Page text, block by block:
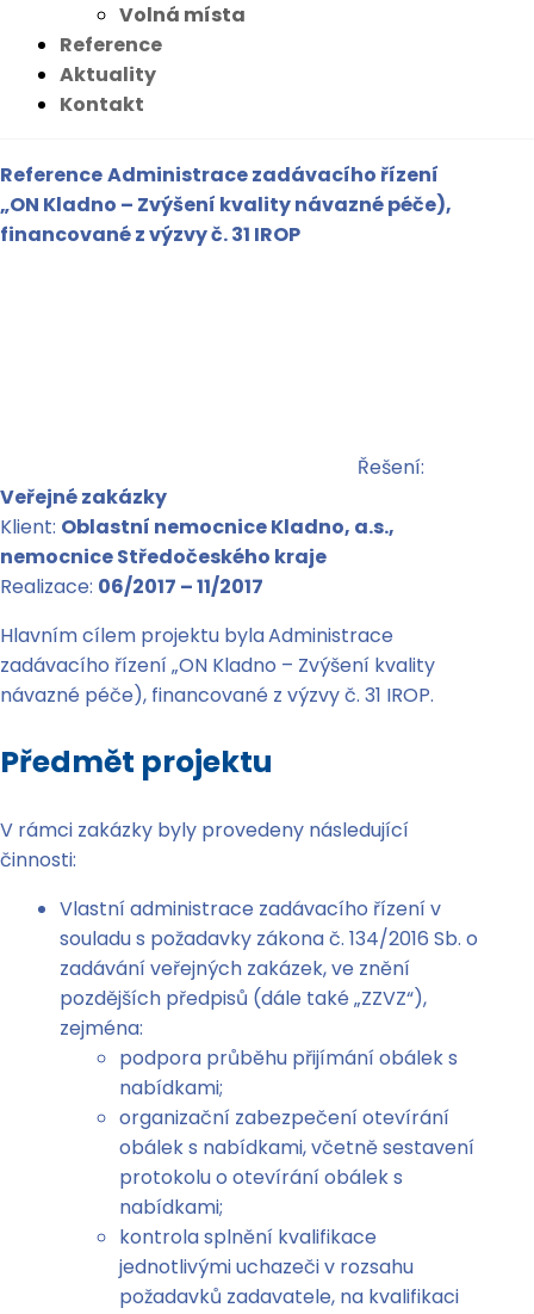
Volná místa
Reference
Aktuality
Kontakt
ReferenceAdministrace zadávacího řízení
„ON Kladno – Zvýšení kvality návazné péče),
financované z výzvy č. 31 IROP
Řešení:
Veřejné zakázky
Klient: Oblastní nemocnice Kladno, a.s.,
nemocnice Středočeského kraje
Realizace: 06/2017 – 11/2017
Hlavním cílem projektu bylaAdministrace
zadávacího řízení „ON Kladno – Zvýšení kvality
návazné péče), financované z výzvy č. 31 IROP.
Předmět projektu
V rámci zakázky byly provedeny následující
činnosti:
Vlastní administrace zadávacího řízení v
souladu s požadavky zákona č. 134/2016 Sb. o
zadávání veřejných zakázek, ve znění
pozdějších předpisů (dále také „ZZVZ“),
zejména:
podpora průběhu přijímání obálek s
nabídkami;
organizační zabezpečení otevírání
obálek s nabídkami, včetně sestavení
protokolu o otevírání obálek s
nabídkami;
kontrola splnění kvalifikace
jednotlivými uchazeči v rozsahu
požadavků zadavatele, na kvalifikaci